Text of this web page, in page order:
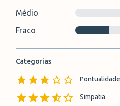
Médio
Fraco
Categorias
Pontualidade
Simpatia